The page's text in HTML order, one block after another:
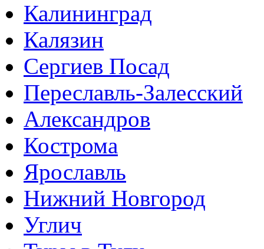
Калининград
Калязин
Сергиев Посад
Переславль-Залесский
Александров
Кострома
Ярославль
Нижний Новгород
Углич